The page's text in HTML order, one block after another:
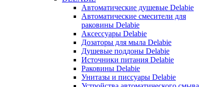
Автоматические душевые Delabie
Автоматические смесители для
раковины Delabie
Аксессуары Delabie
Дозаторы для мыла Delabie
Душевые поддоны Delabie
Источники питания Delabie
Раковины Delabie
Унитазы и писсуары Delabie